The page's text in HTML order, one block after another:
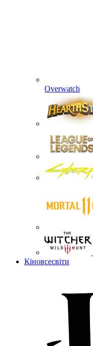
Overwatch
Кіновсесвіти